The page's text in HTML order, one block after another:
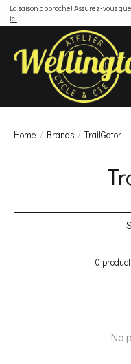
La saison approche! Assurez-vous
ici
Home / Brands / TrailGator
0
No